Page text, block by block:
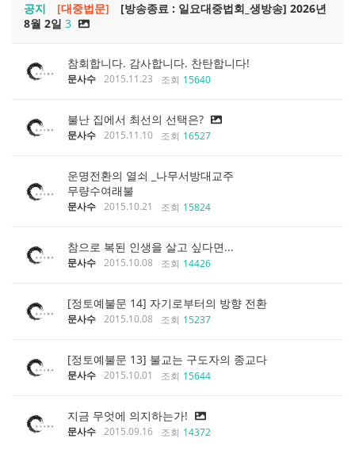
공지 [대중법문]
[방송종료 : 일요대중법회_생방송] 2026년
8월 2일 3
참회합니다. 감사합니다. 찬탄합니다!
문사수 2015.11.23 조회 15640
불난 집에서 최선의 선택은?
문사수 2015.11.10 조회 16527
운명전환의 열쇠 _나무서방대교주
무량수여래불
문사수 2015.10.21 조회 15824
참으로 복된 인생을 살고 싶다면...
문사수 2015.10.08 조회 14426
[정토예불문 14] 자기로부터의 방향 전환
문사수 2015.10.08 조회 15237
[정토예불문 13] 불교는 구도자의 종교다
문사수 2015.10.01 조회 15644
지금 무엇에 의지하는가!
문사수 2015.09.16 조회 14372